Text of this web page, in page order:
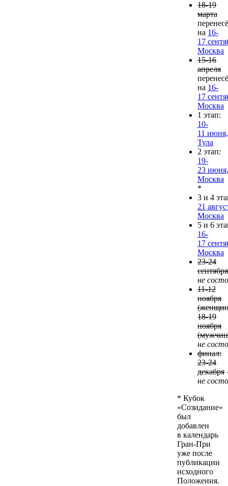
18-19
марта
на 16-
17
Москва
15-16
апреля
на 16-
17
Москва
1 этап:
10-
11 июня,
Тула
2 этап:
19-
23 июня,
Москва
*
3 и 4
21
Москва
5 и 6
16-
17
Москва
23-24
сентября
не
11-12
ноября
18-19
ноября
не
финал:
23-24
декабря
не
* Кубок
«Созидание»
был
добавлен
в календарь
Гран-При
уже после
публикации
исходного
Положения.